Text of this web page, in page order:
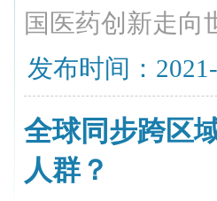
国医药创新走向
发布时间：
全球同步跨区
人群？